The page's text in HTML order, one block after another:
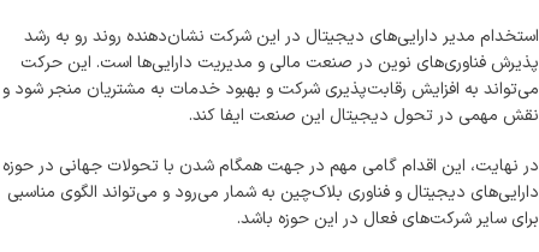
استخدام مدیر دارایی‌های دیجیتال در این شرکت نشان‌دهنده روند رو به رشد
پذیرش فناوری‌های نوین در صنعت مالی و مدیریت دارایی‌ها است. این حرکت
می‌تواند به افزایش رقابت‌پذیری شرکت و بهبود خدمات به مشتریان منجر شود و
نقش مهمی در تحول دیجیتال این صنعت ایفا کند.
در نهایت، این اقدام گامی مهم در جهت همگام شدن با تحولات جهانی در حوزه
دارایی‌های دیجیتال و فناوری بلاک‌چین به شمار می‌رود و می‌تواند الگوی مناسبی
برای سایر شرکت‌های فعال در این حوزه باشد.